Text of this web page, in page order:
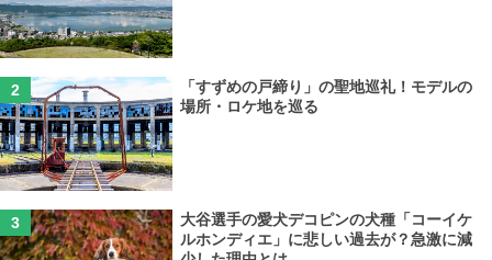
「すずめの戸締り」の聖地巡礼！モデルの
場所・ロケ地を巡る
大谷選手の愛犬デコピンの犬種「コーイケ
ルホンディエ」に悲しい過去が？急激に減